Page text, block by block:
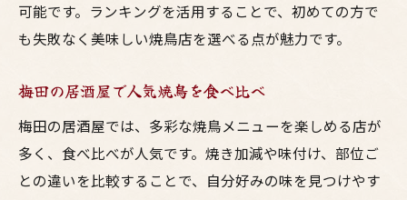
可能です。ランキングを活用することで、初めての方で
も失敗なく美味しい焼鳥店を選べる点が魅力です。
梅田の居酒屋で人気焼鳥を食べ比べ
梅田の居酒屋では、多彩な焼鳥メニューを楽しめる店が
多く、食べ比べが人気です。焼き加減や味付け、部位ご
との違いを比較することで、自分好みの味を見つけやす